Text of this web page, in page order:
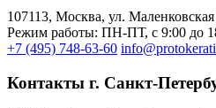
107113, Moсква, ул.
Режим работы: ПН-ПТ, с 9:00 до
+7 (495) 748-63-60
Контакты г. Санкт-